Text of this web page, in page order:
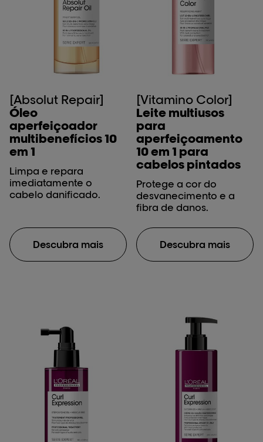
[Absolut Repair]
Óleo
aperfeiçoador
multibenefícios 10
em 1
Limpa e repara
imediatamente o
cabelo danificado.
Descubra mais
[Vitamino Color]
Leite multiusos
para
aperfeiçoamento
10 em 1 para
cabelos pintados
Protege a cor do
desvanecimento e a
fibra de danos.
Descubra mais